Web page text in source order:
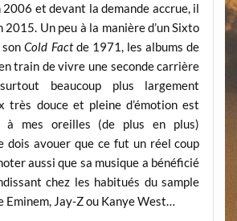
et devant la demande accrue, il
2015. Un peu à la manière d’un Sixto
sonCold Factde 1971, les albums de
train de vivre une seconde carrière
beaucoup plus largement
très douce et pleine d’émotion est
à mes oreilles (de plus en plus)
dois avouer que ce fut un réel coup
aussi que sa musique a bénéficié
chez les habitués du sample
Eminem, Jay-Z ou Kanye West…